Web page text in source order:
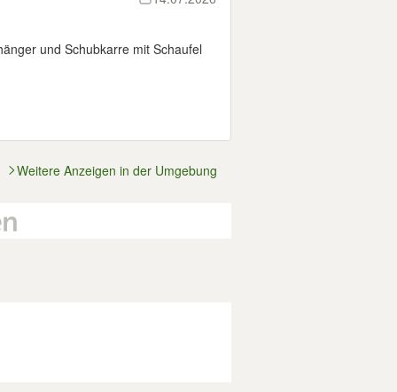
und Schubkarre mit Schaufel
Weitere Anzeigen in der Umgebung